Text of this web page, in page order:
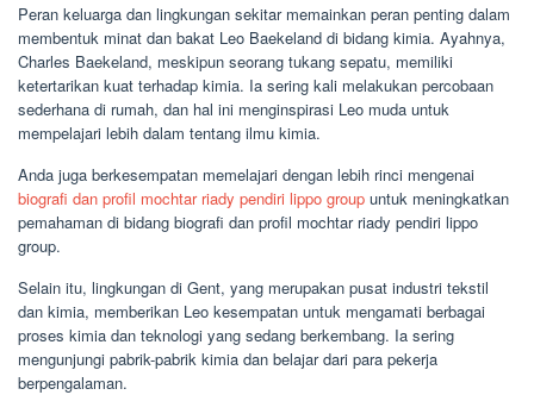
Peran keluarga dan lingkungan sekitar memainkan peran penting dalam
membentuk minat dan bakat Leo Baekeland di bidang kimia. Ayahnya,
Charles Baekeland, meskipun seorang tukang sepatu, memiliki
ketertarikan kuat terhadap kimia. Ia sering kali melakukan percobaan
sederhana di rumah, dan hal ini menginspirasi Leo muda untuk
mempelajari lebih dalam tentang ilmu kimia.
Anda juga berkesempatan memelajari dengan lebih rinci mengenai
biografi dan profil mochtar riady pendiri lippo group untuk meningkatkan
pemahaman di bidang biografi dan profil mochtar riady pendiri lippo
group.
Selain itu, lingkungan di Gent, yang merupakan pusat industri tekstil
dan kimia, memberikan Leo kesempatan untuk mengamati berbagai
proses kimia dan teknologi yang sedang berkembang. Ia sering
mengunjungi pabrik-pabrik kimia dan belajar dari para pekerja
berpengalaman.